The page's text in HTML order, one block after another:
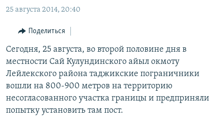
навигации
Вернутся
поиску
УЗБЕКИСТАН
ТАДЖИКИСТАН
НА ДРУГИХ ЯЗЫКАХ
ҚАЗАҚША
КЫРГЫЗЧА
ТОҶИКӢ
TÜRKMENÇE
Все сайты РСЕ/РС
25 августа 2014, 20:40
Поделиться
Сегодня, 25 августа, во второй половине дня в
местности Сай Кулундинского айыл окмоту
Лейлекского района таджикские пограничники
вошли на 800-900 метров на территорию
несогласованного участка границы и предприняли
попытку установить там пост.